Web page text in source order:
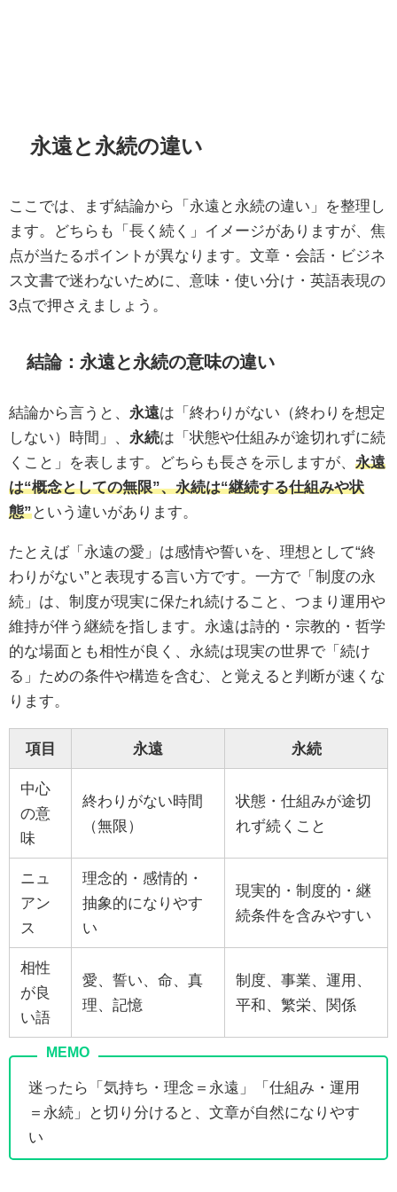
永遠と永続の違い
ここでは、まず結論から「永遠と永続の違い」を整理し
ます。どちらも「長く続く」イメージがありますが、焦
点が当たるポイントが異なります。文章・会話・ビジネ
ス文書で迷わないために、意味・使い分け・英語表現の
3点で押さえましょう。
結論：永遠と永続の意味の違い
結論から言うと、 永遠は「終わりがない（終わりを想定
しない）時間」、 永続は「状態や仕組みが途切れずに続
くこと」を表します。どちらも長さを示しますが、 永遠
は“概念としての無限”、永続は“継続する仕組みや状
態”という違いがあります。
たとえば「永遠の愛」は感情や誓いを、理想として“終
わりがない”と表現する言い方です。一方で「制度の永
続」は、制度が現実に保たれ続けること、つまり運用や
維持が伴う継続を指します。永遠は詩的・宗教的・哲学
的な場面とも相性が良く、永続は現実の世界で「続け
る」ための条件や構造を含む、と覚えると判断が速くな
ります。
項目 永遠 永続
中心
の意
味
終わりがない時間
（無限）
状態・仕組みが途切
れず続くこと
ニュ
アン
ス
理念的・感情的・
抽象的になりやす
い
現実的・制度的・継
続条件を含みやすい
相性
が良
い語
愛、誓い、命、真
理、記憶
制度、事業、運用、
平和、繁栄、関係
迷ったら「気持ち・理念＝永遠」「仕組み・運用
＝永続」と切り分けると、文章が自然になりやす
い